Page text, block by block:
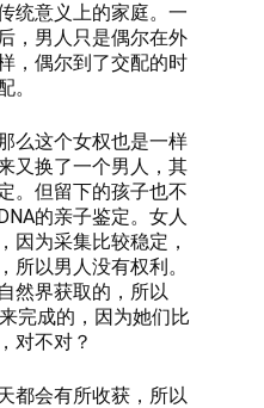
统意义上的家庭。一
，男人只是偶尔在外
，偶尔到了交配的时
。
么这个女权也是一样
又换了一个男人，其
。但留下的孩子也不
的亲子鉴定。女人
因为采集比较稳定，
所以男人没有权利。
然界获取的，所以
完成的，因为她们比
对不对？
都会有所收获，所以